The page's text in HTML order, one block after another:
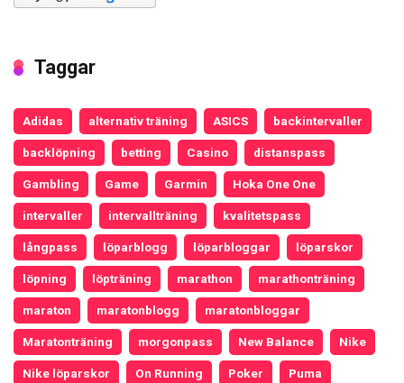
Taggar
Adidas alternativ träning ASICS backintervaller
backlöpning betting Casino distanspass
Gambling Game Garmin Hoka One One
intervaller intervallträning kvalitetspass
långpass löparblogg löparbloggar löparskor
löpning löpträning marathon marathonträning
maraton maratonblogg maratonbloggar
Maratonträning morgonpass New Balance Nike
Nike löparskor On Running Poker Puma